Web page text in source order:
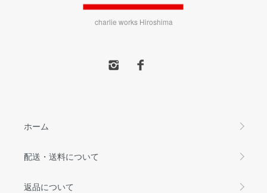
charlie works Hiroshima
ホーム
配送・送料について
返品について